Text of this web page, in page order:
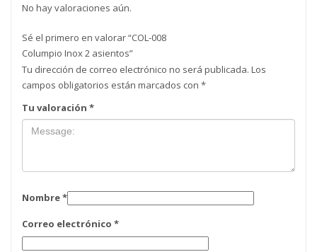
No hay valoraciones aún.
Sé el primero en valorar “COL-008
Columpio Inox 2 asientos”
Tu dirección de correo electrónico no será publicada. Los
campos obligatorios están marcados con *
Tu valoración *
Nombre*
Correo electrónico *